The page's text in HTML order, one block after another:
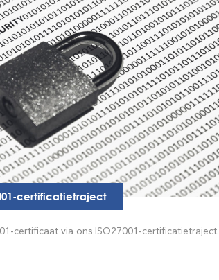
certificatietraject
certificaat via ons ISO27001-certificatietraject.